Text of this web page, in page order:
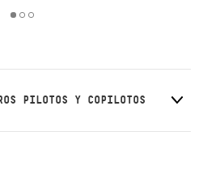
PILOTOS Y COPILOTOS